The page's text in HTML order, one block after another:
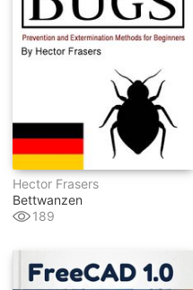
Hector Frasers
Bettwanzen
189